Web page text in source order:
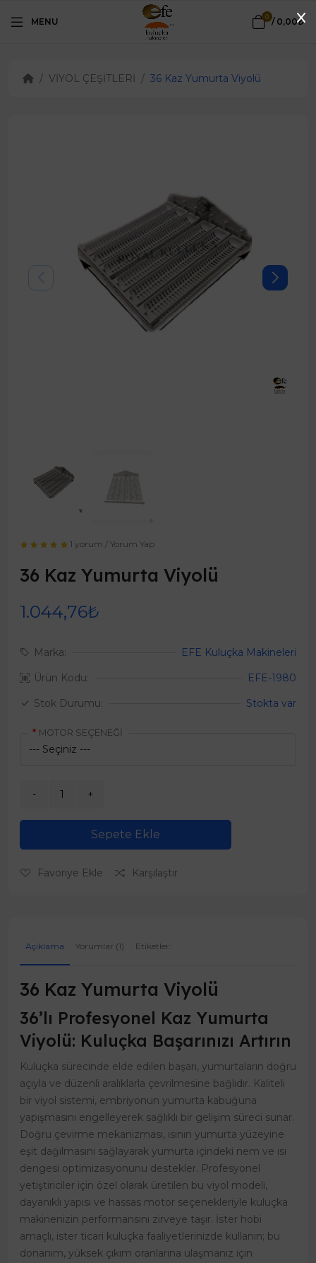
MENU 0 / 0,00₺
VİYOL ÇEŞİTLERİ 36 Kaz Yumurta Viyolü
1 yorum /Yorum Yap
36 Kaz Yumurta Viyolü
1.044,76₺
Marka:
EFE Kuluçka Makineleri
Ürün Kodu:
EFE-1980
Stok Durumu:
Stokta var
MOTOR SEÇENEĞİ
Sepete Ekle
Favoriye Ekle Karşılaştır
Açıklama Yorumlar (1) Etiketler:
36 Kaz Yumurta Viyolü
36’lı Profesyonel Kaz Yumurta
Viyolü: Kuluçka Başarınızı Artırın
Kuluçka sürecinde elde edilen başarı, yumurtaların doğru
açıyla ve düzenli aralıklarla çevrilmesine bağlıdır. Kaliteli
bir viyol sistemi, embriyonun yumurta kabuğuna
yapışmasını engelleyerek sağlıklı bir gelişim süreci sunar.
Doğru çevirme mekanizması, ısının yumurta yüzeyine
eşit dağılmasını sağlayarak yumurta içindeki nem ve ısı
dengesi optimizasyonunu destekler. Profesyonel
yetiştiriciler için özel olarak üretilen bu viyol modeli,
dayanıklı yapısı ve hassas motor seçenekleriyle kuluçka
makinenizin performansını zirveye taşır. İster hobi
amaçlı, ister ticari kuluçka faaliyetlerinizde kullanın; bu
donanım, yüksek çıkım oranlarına ulaşmanız için